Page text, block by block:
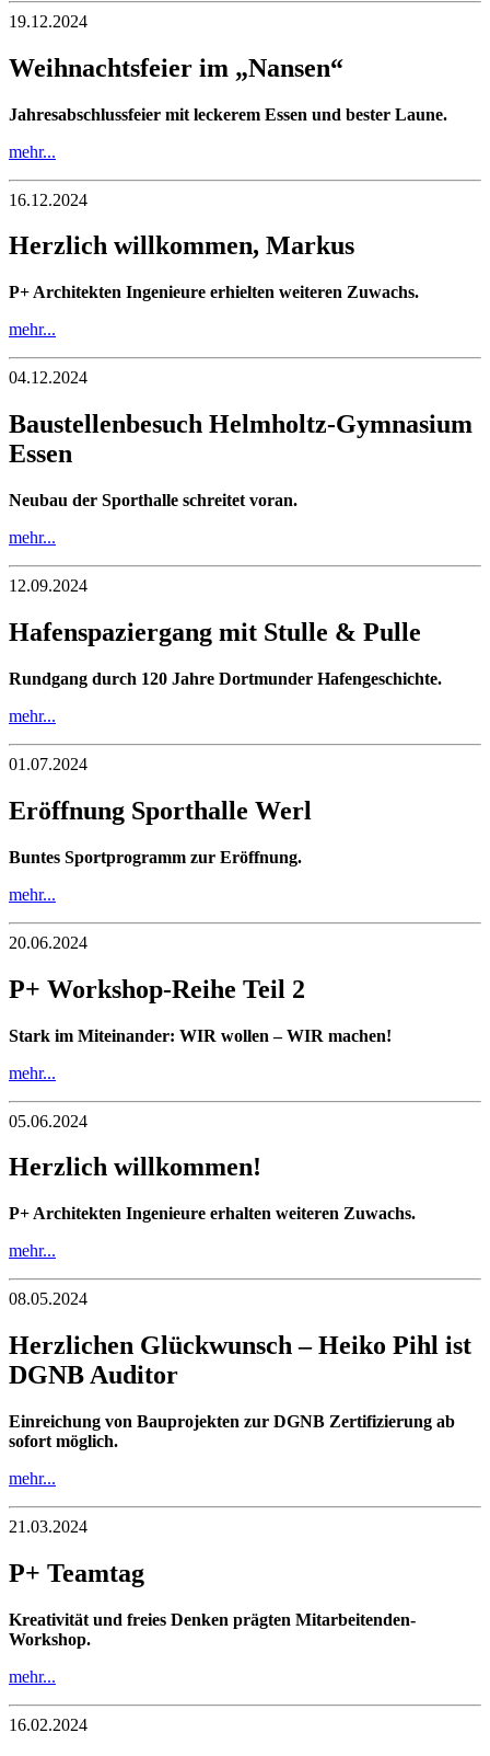
19.12.2024
Weihnachtsfeier im „Nansen“
Jahresabschlussfeier mit leckerem Essen und bester Laune.
mehr...
16.12.2024
Herzlich willkommen, Markus
P+ Architekten Ingenieure erhielten weiteren Zuwachs.
mehr...
04.12.2024
Baustellenbesuch Helmholtz-Gymnasium
Essen
Neubau der Sporthalle schreitet voran.
mehr...
12.09.2024
Hafenspaziergang mit Stulle & Pulle
Rundgang durch 120 Jahre Dortmunder Hafengeschichte.
mehr...
01.07.2024
Eröffnung Sporthalle Werl
Buntes Sportprogramm zur Eröffnung.
mehr...
20.06.2024
P+ Workshop-Reihe Teil 2
Stark im Miteinander: WIR wollen – WIR machen!
mehr...
05.06.2024
Herzlich willkommen!
P+ Architekten Ingenieure erhalten weiteren Zuwachs.
mehr...
08.05.2024
Herzlichen Glückwunsch – Heiko Pihl ist
DGNB Auditor
Einreichung von Bauprojekten zur DGNB Zertifizierung ab
sofort möglich.
mehr...
21.03.2024
P+ Teamtag
Kreativität und freies Denken prägten Mitarbeitenden-
Workshop.
mehr...
16.02.2024